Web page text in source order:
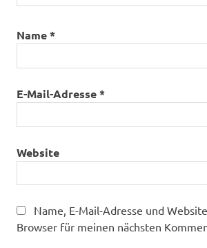
Name*
E-Mail-Adresse*
Website
Name, E-Mail-Adresse und
Browser für meinen nächsten